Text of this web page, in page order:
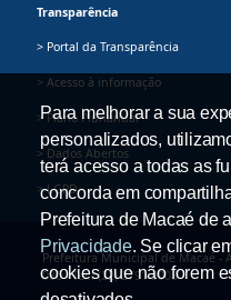
Transparência
> Portal da Transparência
> Acesso à informação
> Plano Plurianual
> Dados Abertos
> LGPD
Prefeitura Municipal de Macaé -
080 - Tel.: (22) 2791-9008
Para melhorar a sua
personalizados,
terá acesso a todas as
concorda em
Prefeitura de Macaé de
Privacidade. Se clicar
cookies que não forem